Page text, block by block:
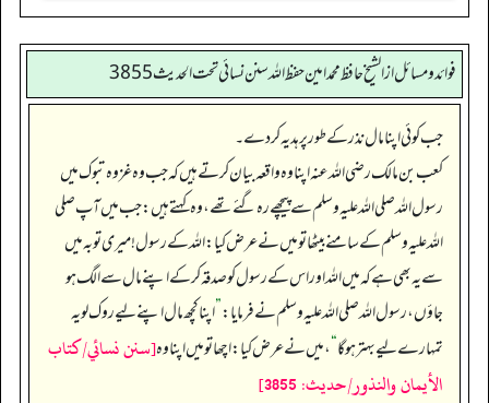
فوائد ومسائل از الشيخ حافظ محمد امين حفظ الله سنن نسائي تحت الحديث3855
جب کوئی اپنا مال نذر کے طور پر ہدیہ کر دے۔
کعب بن مالک رضی اللہ عنہ اپنا وہ واقعہ بیان کرتے ہیں کہ جب وہ غزوہ تبوک میں
رسول اللہ صلی اللہ علیہ وسلم سے پیچھے رہ گئے تھے، وہ کہتے ہیں: جب میں آپ صلی
اللہ علیہ وسلم کے سامنے بیٹھا تو میں نے عرض کیا: اللہ کے رسول! میری توبہ میں
سے یہ بھی ہے کہ میں اللہ اور اس کے رسول کو صدقہ کر کے اپنے مال سے الگ ہو
جاؤں، رسول اللہ صلی اللہ علیہ وسلم نے فرمایا:”اپنا کچھ مال اپنے لیے روک لو یہ
تمہارے لیے بہتر ہو گا“، میں نے عرض کیا: اچھا تو میں اپنا وہ[سنن نسائي/كتاب
الأيمان والنذور/حدیث: 3855]